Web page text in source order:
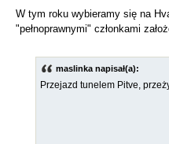
W tym roku wybieramy się na
"pełnoprawnymi" członkami
maslinka napisał(a):
Przejazd tunelem Pitve,